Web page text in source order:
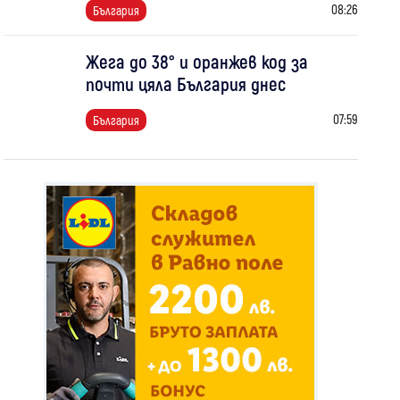
България 08:26
Жега до 38° и оранжев код за
почти цяла България днес
България 07:59